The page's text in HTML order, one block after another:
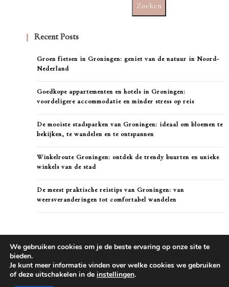
Zoeken
Recent Posts
Groen fietsen in Groningen: geniet van de natuur in Noord-
Nederland
Goedkope appartementen en hotels in Groningen:
voordeligere accommodatie en minder stress op reis
De mooiste stadsparken van Groningen: ideaal om bloemen te
bekijken, te wandelen en te ontspannen
Winkelroute Groningen: ontdek de trendy buurten en unieke
winkels van de stad
De meest praktische reistips van Groningen: van
weersveranderingen tot comfortabel wandelen
We gebruiken cookies om je de beste ervaring op onze site te
bieden.
Je kunt meer informatie vinden over welke cookies we gebruiken
of deze uitschakelen in de instellingen.